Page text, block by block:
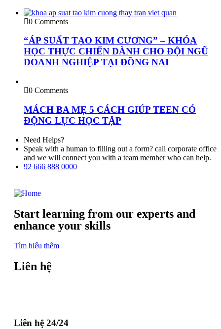
0 Comments
“ÁP SUẤT TẠO KIM CƯƠNG” – KHÓA
HỌC THỰC CHIẾN DÀNH CHO ĐỘI NGŨ
DOANH NGHIỆP TẠI ĐỒNG NAI
0 Comments
MÁCH BA MẸ 5 CÁCH GIÚP TEEN CÓ
ĐỘNG LỰC HỌC TẬP
Need Helps?
Speak with a human to filling out a form? call corporate office
and we will connect you with a team member who can help.
92 666 888 0000
Start learning from our experts and
enhance your skills
Tìm hiểu thêm
Liên hệ
Liên hệ 24/24